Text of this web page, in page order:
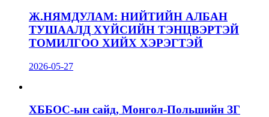
Ж.НЯМДУЛАМ: НИЙТИЙН АЛБАН
ТУШААЛД ХҮЙСИЙН ТЭНЦВЭРТЭЙ
ТОМИЛГОО ХИЙХ ХЭРЭГТЭЙ
2026-05-27
ХББОС-ын сайд, Монгол-Польшийн ЗГ